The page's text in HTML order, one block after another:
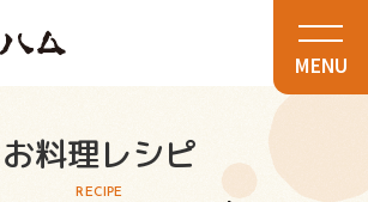
お料理レシピ
RECIPE
MENU